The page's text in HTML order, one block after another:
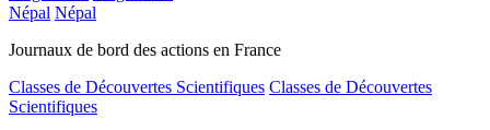
Népal Népal
Journaux de bord des actions en France
Classes de Découvertes Scientifiques Classes de Découvertes
Scientifiques